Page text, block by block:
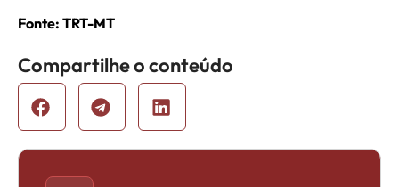
Fonte: TRT-MT
Compartilhe o conteúdo